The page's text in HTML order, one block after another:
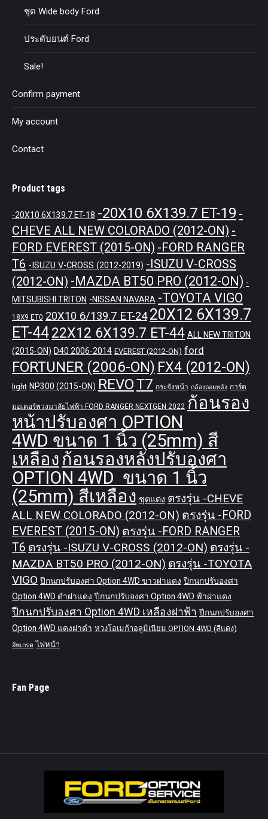
ชุด Wide body Ford
ประดับยนต์ Ford
Sale!
Confirm payment
My account
Contact
Product tags
-20X10 6X139.7 ET-18 -20X10 6X139.7 ET-19 -
CHEVE ALL NEW COLORADO (2012-ON) -
FORD EVEREST (2015-ON) -FORD RANGER
T6 -ISUZU V-CROSS (2012-2019) -ISUZU V-CROSS
(2012-ON) -MAZDA BT50 PRO (2012-ON) -
MITSUBISHI TRITON -NISSAN NAVARA -TOYOTA VIGO
18X9 ET0 20X10 6/139.7 ET-24 20X12 6X139.7
ET-4422X12 6X139.7 ET-44 ALL NEW TRITON
(2015-ON) D40 2006-2014 EVEREST (2012-ON) ford
FORTUNER (2006-ON) FX4 (2012-ON)
light NP300 (2015-ON) REVOT7 กระจังหน้า กล้องถอยหลัง การ์ด
มอเตอร์พวงมาลัยไฟฟ้า FORD RANGER NEXTGEN 2022 ก้อนรอง
หน้าปรับองศา OPTION
4WD ขนาด 1 นิ้ว (25mm) สี
เหลือง ก้อนรองหลังปรับองศา
OPTION 4WD ขนาด 1 นิ้ว
(25mm) สีเหลือง ชุดแต่ง ตรงรุ่น -CHEVE
ALL NEW COLORADO (2012-ON) ตรงรุ่น -FORD
EVEREST (2015-ON) ตรงรุ่น -FORD RANGER
T6 ตรงรุ่น -ISUZU V-CROSS (2012-ON) ตรงรุ่น -
MAZDA BT50 PRO (2012-ON) ตรงรุ่น -TOYOTA
VIGO ปีกนกปรับองศา Option 4WD ขาวฝาแดง ปีกนกปรับองศา
Option 4WD ดำฝาแดง ปีกนกปรับองศา Option 4WD ฟ้าฝาแดง
ปีกนกปรับองศา Option 4WD เหลืองฝาฟ้า ปีกนกปรับองศา
Option 4WD แดงฝาดำ ห่วงโอเมก้าอลูมิเนียม OPTION 4WD (สีแดง)
อัพเกรด ไฟหน้า
Fan Page